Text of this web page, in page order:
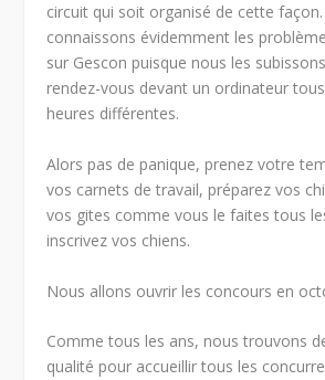
circuit qui soit organisé de cette
connaissons évidemment les
sur Gescon puisque nous les
rendez-vous devant un ordinateur
heures différentes.
Alors pas de panique, prenez votre
vos carnets de travail, préparez vos
vos gites comme vous le faites tous
inscrivez vos chiens.
Nous allons ouvrir les concours en
Comme tous les ans, nous trouvons
qualité pour accueillir tous les